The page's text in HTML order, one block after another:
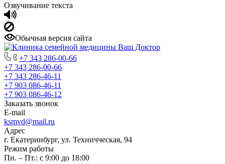
Озвучивание текста
Обычная версия сайта
+7 343 286-00-66
+7 343 286-00-66
+7 343 286-46-11
+7 903 086-46-11
+7 903 086-46-12
Заказать звонок
E-mail
ksmvd@mail.ru
Адрес
г. Екатеринбург, ул. Техничческая, 94
Режим работы
Пн. – Пт.: с 9:00 до 18:00